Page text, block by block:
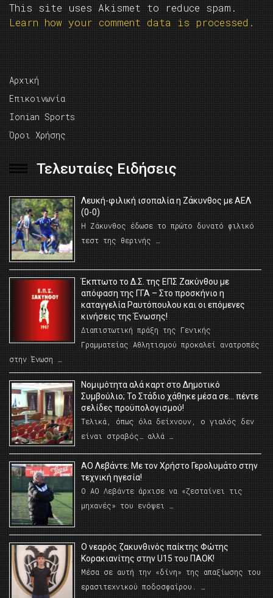
This site uses Akismet to reduce spam.
Learn how your comment data is processed.
Αρχική
Επικοινωνία
Ionian Sports
Όροι Χρήσης
Τελευταίες Ειδήσεις
Λευκή-φιλική ισοπαλία η Ζάκυνθος με ΑΕΛ
(0-0)
Η Ζάκυνθος έδωσε το πρώτο δυνατό φιλικό
τεστ της θερινής …
Έκπτωτο το Δ.Σ. της ΕΠΣ Ζακύνθου με
απόφαση της ΓΓΑ – Στο προσκήνιο η
καταγγελία Ραυτόπουλου και οι επόμενες
κινήσεις της Ένωσης!
Διαπιστωτική πράξη της Γενικής
Γραμματείας Αθλητισμού προκαλεί ανατροπές
στην Ένωση …
Νομιμότητα αλά καρτ στο Δημοτικό
Συμβούλιο; Το Στάδιο χάθηκε μέσα σε… πέντε
σελίδες προϋπολογισμού!
Τελικά, όπως όλα δείχνουν, ο γιαλός δεν
είναι στραβός… αλλά …
ΑΟ Λεβάντε: Με τον Χρήστο Γερολυμάτο στην
τεχνική ηγεσία!
Ο ΑΟ Λεβάντε άρχισε να «ζεσταίνει τις
μηχανές» του ενόψει …
O νεαρός ζακυνθινός παίκτης Φώτης
Κορακιανίτης στην U15 του ΠΑΟΚ!
Μέσα σε αυτή την «δίνη» της απαξίωσης του
ερασιτεχνικού ποδοσφαίρου. …